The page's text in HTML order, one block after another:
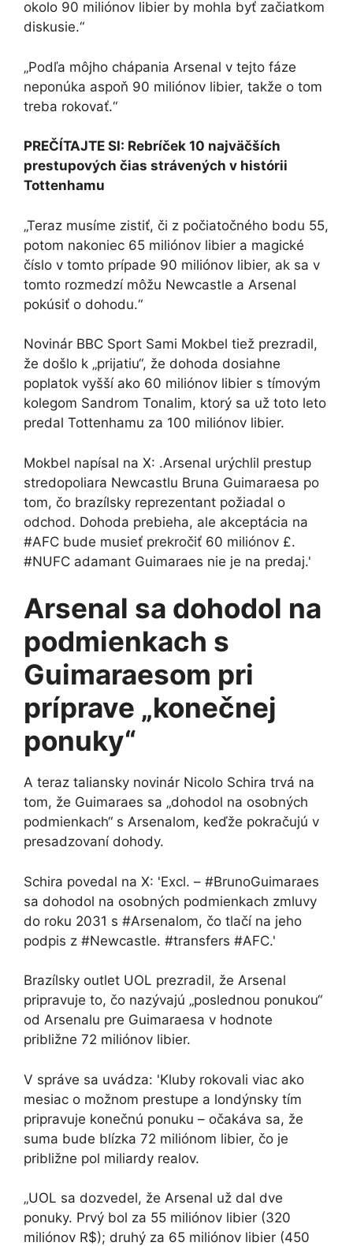
okolo 90 miliónov libier by mohla byť začiatkom
diskusie.“
„Podľa môjho chápania Arsenal v tejto fáze
neponúka aspoň 90 miliónov libier, takže o tom
treba rokovať.“
PREČÍTAJTE SI: Rebríček 10 najväčších
prestupových čias strávených v histórii
Tottenhamu
„Teraz musíme zistiť, či z počiatočného bodu 55,
potom nakoniec 65 miliónov libier a magické
číslo v tomto prípade 90 miliónov libier, ak sa v
tomto rozmedzí môžu Newcastle a Arsenal
pokúsiť o dohodu.“
Novinár BBC Sport Sami Mokbel tiež prezradil,
že došlo k „prijatiu“, že dohoda dosiahne
poplatok vyšší ako 60 miliónov libier s tímovým
kolegom Sandrom Tonalim, ktorý sa už toto leto
predal Tottenhamu za 100 miliónov libier.
Mokbel napísal na X: .Arsenal urýchlil prestup
stredopoliara Newcastlu Bruna Guimaraesa po
tom, čo brazílsky reprezentant požiadal o
odchod. Dohoda prebieha, ale akceptácia na
#AFC bude musieť prekročiť 60 miliónov £.
#NUFC adamant Guimaraes nie je na predaj.'
Arsenal sa dohodol na
podmienkach s
Guimaraesom pri
príprave „konečnej
ponuky“
A teraz taliansky novinár Nicolo Schira trvá na
tom, že Guimaraes sa „dohodol na osobných
podmienkach“ s Arsenalom, keďže pokračujú v
presadzovaní dohody.
Schira povedal na X: 'Excl. – #BrunoGuimaraes
sa dohodol na osobných podmienkach zmluvy
do roku 2031 s #Arsenalom, čo tlačí na jeho
podpis z #Newcastle. #transfers #AFC.'
Brazílsky outlet UOL prezradil, že Arsenal
pripravuje to, čo nazývajú „poslednou ponukou“
od Arsenalu pre Guimaraesa v hodnote
približne 72 miliónov libier.
V správe sa uvádza: 'Kluby rokovali viac ako
mesiac o možnom prestupe a londýnsky tím
pripravuje konečnú ponuku – očakáva sa, že
suma bude blízka 72 miliónom libier, čo je
približne pol miliardy realov.
„UOL sa dozvedel, že Arsenal už dal dve
ponuky. Prvý bol za 55 miliónov libier (320
miliónov R$); druhý za 65 miliónov libier (450